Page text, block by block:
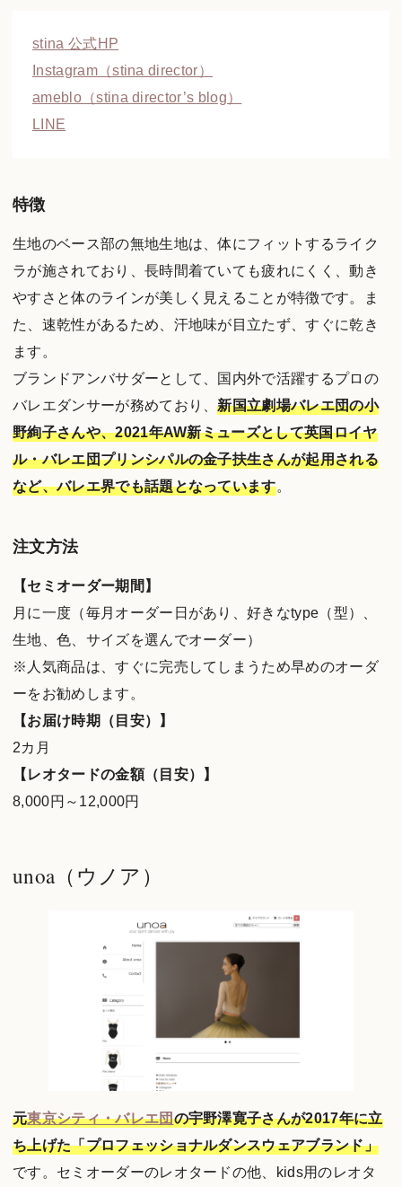
stina 公式HP
Instagram（stina director）
ameblo（stina director’s blog）
LINE
特徴
生地のベース部の無地生地は、体にフィットするライク
ラが施されており、長時間着ていても疲れにくく、動き
やすさと体のラインが美しく見えることが特徴です。ま
た、速乾性があるため、汗地味が目立たず、すぐに乾き
ます。
ブランドアンバサダーとして、国内外で活躍するプロの
バレエダンサーが務めており、新国立劇場バレエ団の小
野絢子さんや、2021年AW新ミューズとして英国ロイヤ
ル・バレエ団プリンシパルの金子扶生さんが起用される
など、バレエ界でも話題となっています。
注文方法
【セミオーダー期間】
月に一度（毎月オーダー日があり、好きなtype（型）、
生地、色、サイズを選んでオーダー）
※人気商品は、すぐに完売してしまうため早めのオーダ
ーをお勧めします。
【お届け時期（目安）】
2カ月
【レオタードの金額（目安）】
8,000円～12,000円
unoa（ウノア）
元東京シティ・バレエ団の宇野澤寛子さんが2017年に立
ち上げた「プロフェッショナルダンスウェアブランド」
です。セミオーダーのレオタードの他、kids用のレオタ